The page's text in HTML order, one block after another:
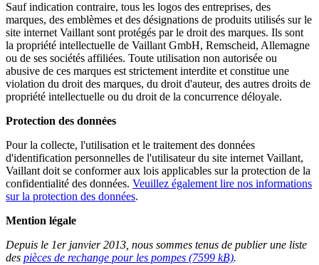
Sauf indication contraire, tous les logos des entreprises, des
marques, des emblèmes et des désignations de produits utilisés sur le
site internet Vaillant sont protégés par le droit des marques. Ils sont
la propriété intellectuelle de Vaillant GmbH, Remscheid, Allemagne
ou de ses sociétés affiliées. Toute utilisation non autorisée ou
abusive de ces marques est strictement interdite et constitue une
violation du droit des marques, du droit d'auteur, des autres droits de
propriété intellectuelle ou du droit de la concurrence déloyale.
Protection des données
Pour la collecte, l'utilisation et le traitement des données
d'identification personnelles de l'utilisateur du site internet Vaillant,
Vaillant doit se conformer aux lois applicables sur la protection de la
confidentialité des données. Veuillez également lire nos informations
sur la protection des données.
Mention légale
Depuis le 1er janvier 2013, nous sommes tenus de publier une liste
des pièces de rechange pour les pompes (7599 kB).